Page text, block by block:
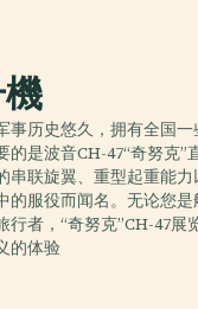
事历史悠久，拥有全国
的是波音CH-47“奇努克
串联旋翼、重型起重能
的服役而闻名。无论您
行者，“奇努克”CH-47展
的体验